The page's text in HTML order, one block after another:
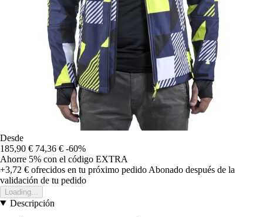
Desde
185,90 € 74,36 € -60%
Ahorre 5% con el código EXTRA
+3,72 € ofrecidos en tu próximo pedido Abonado después de la
validación de tu pedido
Loading...
Descripción